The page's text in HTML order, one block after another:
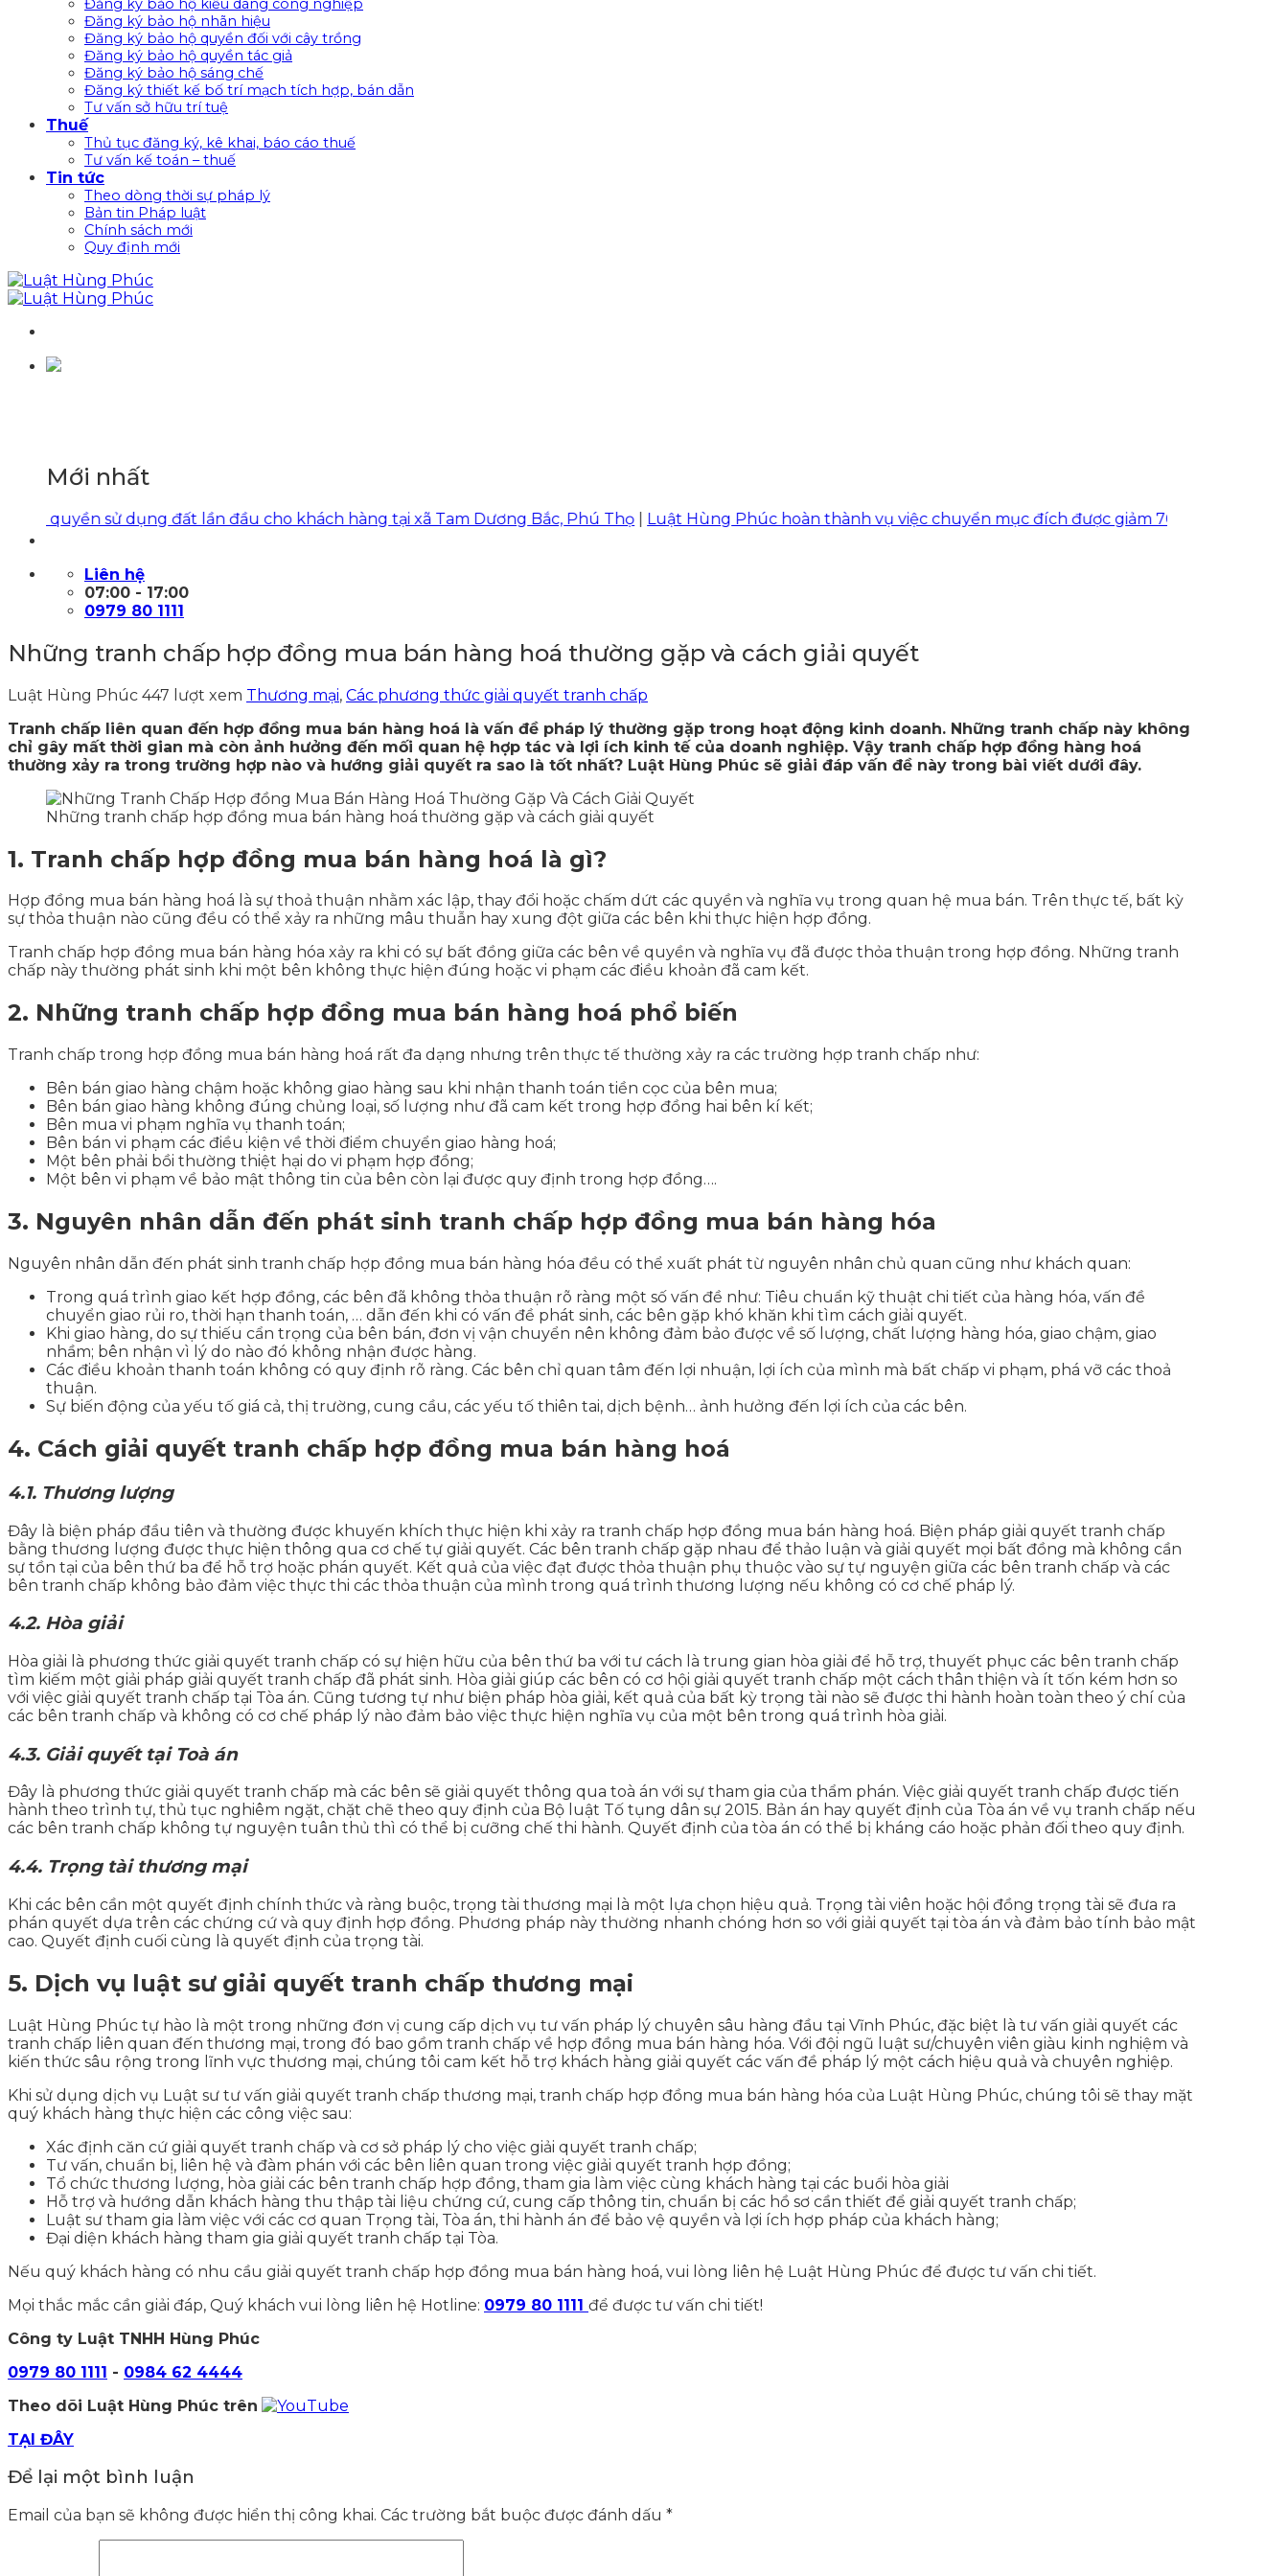
Đăng ký bảo hộ kiểu dáng công nghiệp
Đăng ký bảo hộ nhãn hiệu
Đăng ký bảo hộ quyền đối với cây trồng
Đăng ký bảo hộ quyền tác giả
Đăng ký bảo hộ sáng chế
Đăng ký thiết kế bố trí mạch tích hợp, bán dẫn
Tư vấn sở hữu trí tuệ
Thuế
Thủ tục đăng ký, kê khai, báo cáo thuế
Tư vấn kế toán – thuế
Tin tức
Theo dòng thời sự pháp lý
Bản tin Pháp luật
Chính sách mới
Quy định mới
Mới nhất
sử dụng đất lần đầu cho khách hàng tại xã Tam Dương Bắc, Phú Thọ|Luật Hùng Phúc hoàn thành vụ việc chuyển mục đích được giảm 70% tiền sử dụng đất
Liên hệ
07:00 - 17:00
0979 80 1111
Những tranh chấp hợp đồng mua bán hàng hoá thường gặp và cách giải quyết
Luật Hùng Phúc 447 lượt xem Thương mại, Các phương thức giải quyết tranh chấp
Tranh chấp liên quan đến hợp đồng mua bán hàng hoá là vấn đề pháp lý thường gặp trong hoạt động kinh doanh. Những tranh chấp này không
chỉ gây mất thời gian mà còn ảnh hưởng đến mối quan hệ hợp tác và lợi ích kinh tế của doanh nghiệp. Vậy tranh chấp hợp đồng hàng hoá
thường xảy ra trong trường hợp nào và hướng giải quyết ra sao là tốt nhất? Luật Hùng Phúc sẽ giải đáp vấn đề này trong bài viết dưới đây.
Những tranh chấp hợp đồng mua bán hàng hoá thường gặp và cách giải quyết
1. Tranh chấp hợp đồng mua bán hàng hoá là gì?
Hợp đồng mua bán hàng hoá là sự thoả thuận nhằm xác lập, thay đổi hoặc chấm dứt các quyền và nghĩa vụ trong quan hệ mua bán. Trên thực tế, bất kỳ
sự thỏa thuận nào cũng đều có thể xảy ra những mâu thuẫn hay xung đột giữa các bên khi thực hiện hợp đồng.
Tranh chấp hợp đồng mua bán hàng hóa xảy ra khi có sự bất đồng giữa các bên về quyền và nghĩa vụ đã được thỏa thuận trong hợp đồng. Những tranh
chấp này thường phát sinh khi một bên không thực hiện đúng hoặc vi phạm các điều khoản đã cam kết.
2. Những tranh chấp hợp đồng mua bán hàng hoá phổ biến
Tranh chấp trong hợp đồng mua bán hàng hoá rất đa dạng nhưng trên thực tế thường xảy ra các trường hợp tranh chấp như:
Bên bán giao hàng chậm hoặc không giao hàng sau khi nhận thanh toán tiền cọc của bên mua;
Bên bán giao hàng không đúng chủng loại, số lượng như đã cam kết trong hợp đồng hai bên kí kết;
Bên mua vi phạm nghĩa vụ thanh toán;
Bên bán vi phạm các điều kiện về thời điểm chuyển giao hàng hoá;
Một bên phải bồi thường thiệt hại do vi phạm hợp đồng;
Một bên vi phạm về bảo mật thông tin của bên còn lại được quy định trong hợp đồng….
3. Nguyên nhân dẫn đến phát sinh tranh chấp hợp đồng mua bán hàng hóa
Nguyên nhân dẫn đến phát sinh tranh chấp hợp đồng mua bán hàng hóa đều có thể xuất phát từ nguyên nhân chủ quan cũng như khách quan:
Trong quá trình giao kết hợp đồng, các bên đã không thỏa thuận rõ ràng một số vấn đề như: Tiêu chuẩn kỹ thuật chi tiết của hàng hóa, vấn đề
chuyển giao rủi ro, thời hạn thanh toán, … dẫn đến khi có vấn đề phát sinh, các bên gặp khó khăn khi tìm cách giải quyết.
Khi giao hàng, do sự thiếu cẩn trọng của bên bán, đơn vị vận chuyển nên không đảm bảo được về số lượng, chất lượng hàng hóa, giao chậm, giao
nhầm; bên nhận vì lý do nào đó không nhận được hàng.
Các điều khoản thanh toán không có quy định rõ ràng. Các bên chỉ quan tâm đến lợi nhuận, lợi ích của mình mà bất chấp vi phạm, phá vỡ các thoả
thuận.
Sự biến động của yếu tố giá cả, thị trường, cung cầu, các yếu tố thiên tai, dịch bệnh… ảnh hưởng đến lợi ích của các bên.
4. Cách giải quyết tranh chấp hợp đồng mua bán hàng hoá
4.1. Thương lượng
Đây là biện pháp đầu tiên và thường được khuyến khích thực hiện khi xảy ra tranh chấp hợp đồng mua bán hàng hoá. Biện pháp giải quyết tranh chấp
bằng thương lượng được thực hiện thông qua cơ chế tự giải quyết. Các bên tranh chấp gặp nhau để thảo luận và giải quyết mọi bất đồng mà không cần
sự tồn tại của bên thứ ba để hỗ trợ hoặc phán quyết. Kết quả của việc đạt được thỏa thuận phụ thuộc vào sự tự nguyện giữa các bên tranh chấp và các
bên tranh chấp không bảo đảm việc thực thi các thỏa thuận của mình trong quá trình thương lượng nếu không có cơ chế pháp lý.
4.2. Hòa giải
Hòa giải là phương thức giải quyết tranh chấp có sự hiện hữu của bên thứ ba với tư cách là trung gian hòa giải để hỗ trợ, thuyết phục các bên tranh chấp
tìm kiếm một giải pháp giải quyết tranh chấp đã phát sinh. Hòa giải giúp các bên có cơ hội giải quyết tranh chấp một cách thân thiện và ít tốn kém hơn so
với việc giải quyết tranh chấp tại Tòa án. Cũng tương tự như biện pháp hòa giải, kết quả của bất kỳ trọng tài nào sẽ được thi hành hoàn toàn theo ý chí của
các bên tranh chấp và không có cơ chế pháp lý nào đảm bảo việc thực hiện nghĩa vụ của một bên trong quá trình hòa giải.
4.3. Giải quyết tại Toà án
Đây là phương thức giải quyết tranh chấp mà các bên sẽ giải quyết thông qua toà án với sự tham gia của thẩm phán. Việc giải quyết tranh chấp được tiến
hành theo trình tự, thủ tục nghiêm ngặt, chặt chẽ theo quy định của Bộ luật Tố tụng dân sự 2015. Bản án hay quyết định của Tòa án về vụ tranh chấp nếu
các bên tranh chấp không tự nguyện tuân thủ thì có thể bị cưỡng chế thi hành. Quyết định của tòa án có thể bị kháng cáo hoặc phản đối theo quy định.
4.4. Trọng tài thương mại
Khi các bên cần một quyết định chính thức và ràng buộc, trọng tài thương mại là một lựa chọn hiệu quả. Trọng tài viên hoặc hội đồng trọng tài sẽ đưa ra
phán quyết dựa trên các chứng cứ và quy định hợp đồng. Phương pháp này thường nhanh chóng hơn so với giải quyết tại tòa án và đảm bảo tính bảo mật
cao. Quyết định cuối cùng là quyết định của trọng tài.
5. Dịch vụ luật sư giải quyết tranh chấp thương mại
Luật Hùng Phúc tự hào là một trong những đơn vị cung cấp dịch vụ tư vấn pháp lý chuyên sâu hàng đầu tại Vĩnh Phúc, đặc biệt là tư vấn giải quyết các
tranh chấp liên quan đến thương mại, trong đó bao gồm tranh chấp về hợp đồng mua bán hàng hóa. Với đội ngũ luật sư/chuyên viên giàu kinh nghiệm và
kiến thức sâu rộng trong lĩnh vực thương mại, chúng tôi cam kết hỗ trợ khách hàng giải quyết các vấn đề pháp lý một cách hiệu quả và chuyên nghiệp.
Khi sử dụng dịch vụ Luật sư tư vấn giải quyết tranh chấp thương mại, tranh chấp hợp đồng mua bán hàng hóa của Luật Hùng Phúc, chúng tôi sẽ thay mặt
quý khách hàng thực hiện các công việc sau:
Xác định căn cứ giải quyết tranh chấp và cơ sở pháp lý cho việc giải quyết tranh chấp;
Tư vấn, chuẩn bị, liên hệ và đàm phán với các bên liên quan trong việc giải quyết tranh hợp đồng;
Tổ chức thương lượng, hòa giải các bên tranh chấp hợp đồng, tham gia làm việc cùng khách hàng tại các buổi hòa giải
Hỗ trợ và hướng dẫn khách hàng thu thập tài liệu chứng cứ, cung cấp thông tin, chuẩn bị các hồ sơ cần thiết để giải quyết tranh chấp;
Luật sư tham gia làm việc với các cơ quan Trọng tài, Tòa án, thi hành án để bảo vệ quyền và lợi ích hợp pháp của khách hàng;
Đại diện khách hàng tham gia giải quyết tranh chấp tại Tòa.
Nếu quý khách hàng có nhu cầu giải quyết tranh chấp hợp đồng mua bán hàng hoá, vui lòng liên hệ Luật Hùng Phúc để được tư vấn chi tiết.
Mọi thắc mắc cần giải đáp, Quý khách vui lòng liên hệ Hotline: 0979 80 1111 để được tư vấn chi tiết!
Công ty Luật TNHH Hùng Phúc
0979 80 1111 - 0984 62 4444
Theo dõi Luật Hùng Phúc trên
TẠI ĐÂY
Để lại một bình luận
Email của bạn sẽ không được hiển thị công khai. Các trường bắt buộc được đánh dấu *